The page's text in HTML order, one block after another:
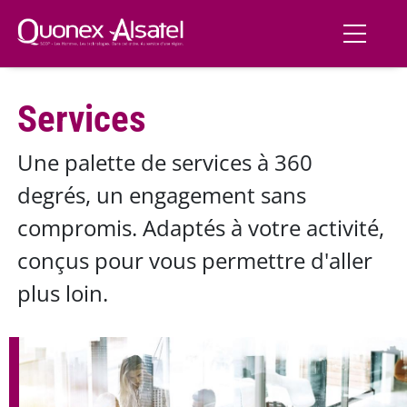
Services
Une palette de services à 360
degrés, un engagement sans
compromis. Adaptés à votre activité,
conçus pour vous permettre d'aller
plus loin.